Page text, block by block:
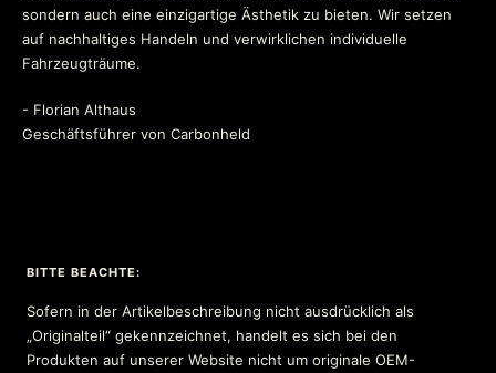
sondern auch eine einzigartige Ästhetik zu bieten. Wir setzen
auf nachhaltiges Handeln und verwirklichen individuelle
Fahrzeugträume.
- Florian Althaus
Geschäftsführer von Carbonheld
BITTE BEACHTE:
Sofern in der Artikelbeschreibung nicht ausdrücklich als
„Originalteil“ gekennzeichnet, handelt es sich bei den
Produkten auf unserer Website nicht um originale OEM-